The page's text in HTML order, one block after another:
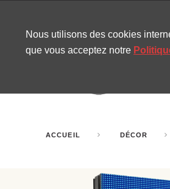
ACCUEIL DÉCOR
Nous utilisons des cookies
que vous acceptez notre